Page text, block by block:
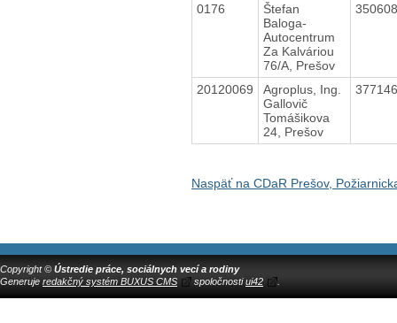
0176
Štefan
Baloga-
Autocentrum
Za Kalváriou
76/A, Prešov
20120069
Agroplus, Ing.
Gallovič
Tomášikova
24, Prešov
Naspäť na CDaR Prešov,
Copyright © Ústredie práce, sociálnych vecí a rodiny
Generuje redakčný systém BUXUS CMS spoločnostiui42